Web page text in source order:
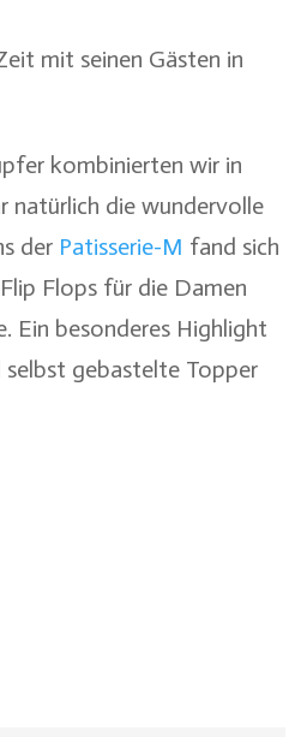
mit seinen Gästen in
kombinierten wir in
natürlich die wundervolle
der Patisserie-M fand sich
Flops für die Damen
Ein besonderes Highlight
gebastelte Topper